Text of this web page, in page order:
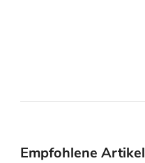
Empfohlene Artikel